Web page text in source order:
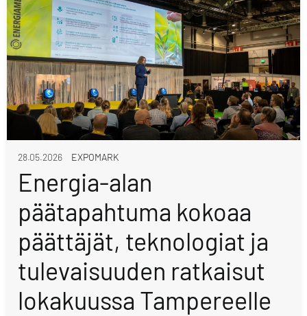
28.05.2026 EXPOMARK
Energia-alan
päätapahtuma kokoaa
päättäjät, teknologiat ja
tulevaisuuden ratkaisut
lokakuussa Tampereelle